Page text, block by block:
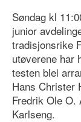
Søndag kl
junior
tradisjonsrike
utøverene har
testen blei
Hans Christer
Fredrik Ole O.
Karlseng.